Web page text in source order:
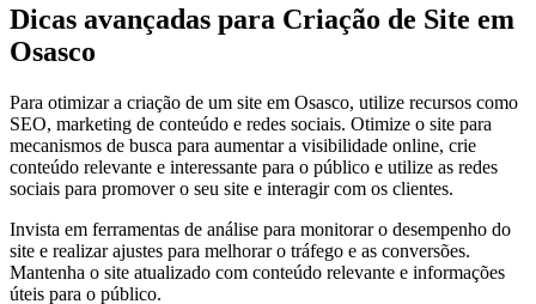
Dicas avançadas para Criação de Site em
Osasco
Para otimizar a criação de um site em Osasco, utilize recursos como
SEO, marketing de conteúdo e redes sociais. Otimize o site para
mecanismos de busca para aumentar a visibilidade online, crie
conteúdo relevante e interessante para o público e utilize as redes
sociais para promover o seu site e interagir com os clientes.
Invista em ferramentas de análise para monitorar o desempenho do
site e realizar ajustes para melhorar o tráfego e as conversões.
Mantenha o site atualizado com conteúdo relevante e informações
úteis para o público.